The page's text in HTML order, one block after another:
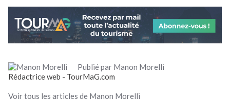
Publié par Manon Morelli
Rédactrice web - TourMaG.com
Voir tous les articles de Manon Morelli